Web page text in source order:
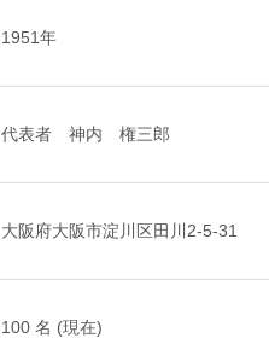
1951年
代表者 神内 権三郎
大阪府大阪市淀川区田川2-5-31
100 名 (現在)